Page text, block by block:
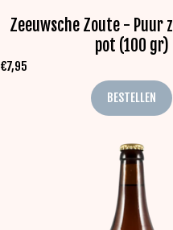
Zeeuwsche Zoute - Puur
pot (100 gr)
€7,95
BESTELLEN